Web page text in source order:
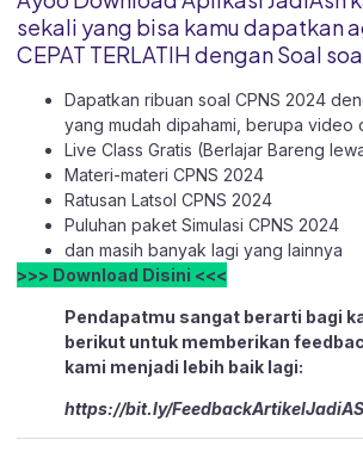
sekali yang bisa kamu dapatkan
CEPAT TERLATIH dengan Soal
Dapatkan ribuan soal CPNS 2024
yang mudah dipahami, berupa video
Live Class Gratis (Berlajar Bareng
Materi-materi CPNS 2024
Ratusan Latsol CPNS 2024
Puluhan paket Simulasi CPNS 2024
dan masih banyak lagi yang lainnya
>>> Download Disini <<<
Pendapatmu sangat berarti bagi
berikut untuk memberikan
kami menjadi lebih baik lagi:
https://bit.ly/